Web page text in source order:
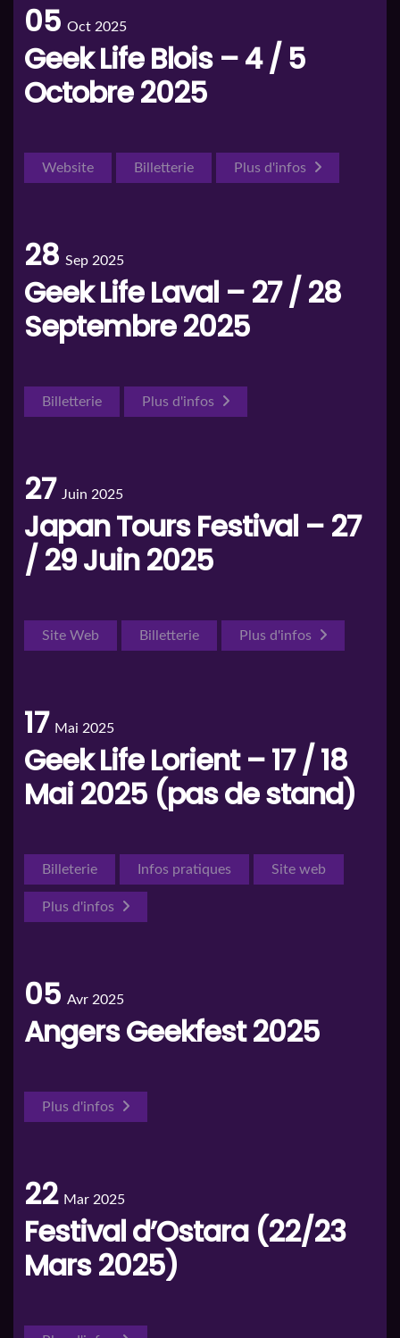
05 Oct 2025
Geek Life Blois – 4 / 5
Octobre 2025
Website Billetterie Plus d'infos
28 Sep 2025
Geek Life Laval – 27 / 28
Septembre 2025
Billetterie Plus d'infos
27 Juin 2025
Japan Tours Festival – 27
/ 29 Juin 2025
Site Web Billetterie Plus d'infos
17 Mai 2025
Geek Life Lorient – 17 / 18
Mai 2025 (pas de stand)
Billeterie Infos pratiques Site web
Plus d'infos
05 Avr 2025
Angers Geekfest 2025
Plus d'infos
22 Mar 2025
Festival d’Ostara (22/23
Mars 2025)